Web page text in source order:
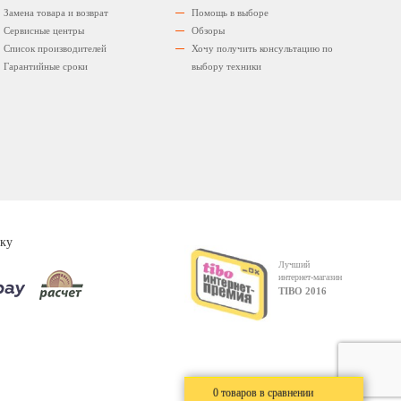
Замена товара и возврат
Сервисные центры
Список производителей
Гарантийные сроки
Помощь в выборе
Обзоры
Хочу получить консультацию по
выбору техники
Лучший
интернет-магазин
TIBO 2016